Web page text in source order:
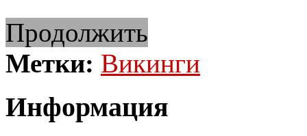
Продолжить
Метки: Викинги
Информация